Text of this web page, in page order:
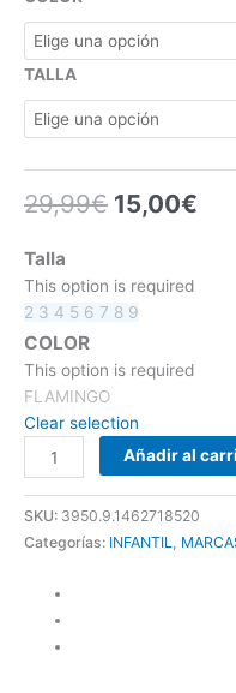
TALLA
29,99€ 15,00€
Talla
This option is required
2 3 4 5 6 7 8 9
COLOR
This option is required
FLAMINGO
Clear selection
Añadir al
SKU: 3950.9.1462718520
Categorías: INFANTIL